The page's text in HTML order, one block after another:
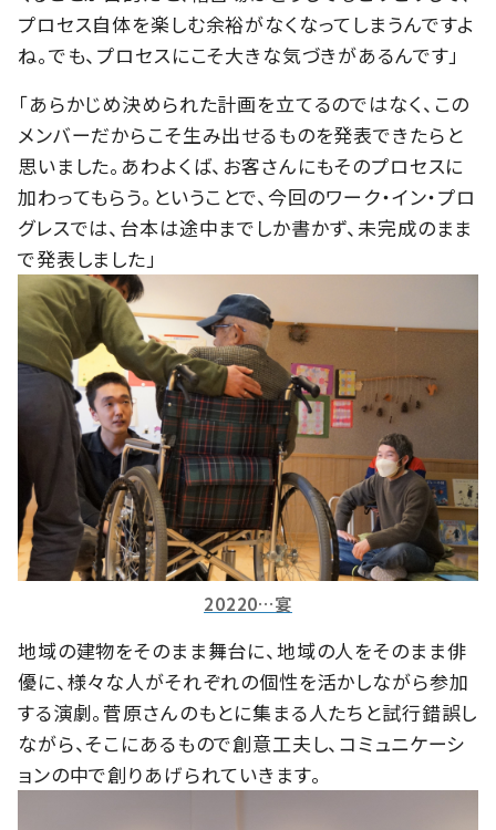
プロセス自体を楽しむ余裕がなくなってしまうんですよ
ね。でも、プロセスにこそ大きな気づきがあるんです」
「あらかじめ決められた計画を立てるのではなく、この
メンバーだからこそ生み出せるものを発表できたらと
思いました。あわよくば、お客さんにもそのプロセスに
加わってもらう。ということで、今回のワーク・イン・プロ
グレスでは、台本は途中までしか書かず、未完成のまま
で発表しました」
20220…宴
地域の建物をそのまま舞台に、地域の人をそのまま俳
優に、様々な人がそれぞれの個性を活かしながら参加
する演劇。菅原さんのもとに集まる人たちと試行錯誤し
ながら、そこにあるもので創意工夫し、コミュニケーシ
ョンの中で創りあげられていきます。